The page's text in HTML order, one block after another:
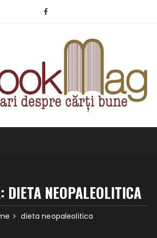
DIETA NEOPALEOLITICA
dieta neopaleolitica